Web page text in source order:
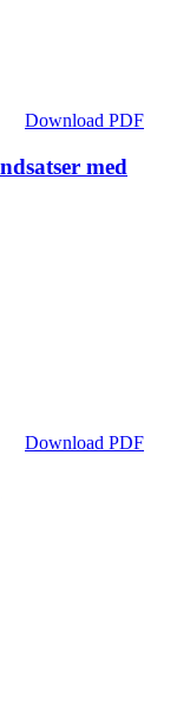
Download PDF
med
Download PDF